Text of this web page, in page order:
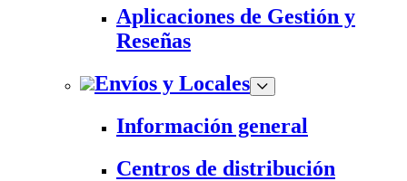
Aplicaciones de Gestión y
Reseñas
Envíos y Locales
Información general
Centros de distribución